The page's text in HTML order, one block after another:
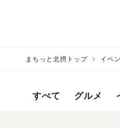
まちっと北摂トップ イベ
すべて グルメ